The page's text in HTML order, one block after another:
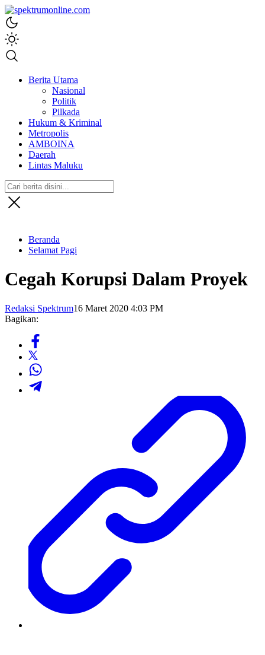
spektrumonline.com
Berita Utama
Nasional
Politik
Pilkada
Hukum & Kriminal
Metropolis
AMBOINA
Daerah
Lintas Maluku
Beranda
Selamat Pagi
Cegah Korupsi Dalam Proyek
Redaksi Spektrum16 Maret 2020 4:03 PM
Bagikan: